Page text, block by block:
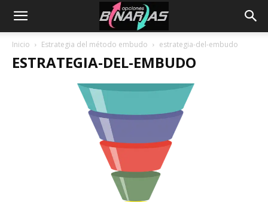
Inicio Estrategia del método embudo estrategia-del-embudo
ESTRATEGIA-DEL-EMBUDO